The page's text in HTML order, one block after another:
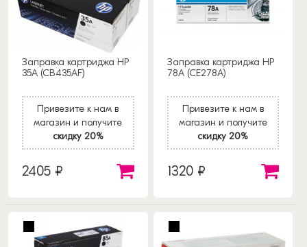
Заправка картриджа HP
35A (CB435AF)
Привезите к нам в
магазин и получите
скидку 20%
2405 ₽
Заправка картриджа HP
78A (CE278A)
Привезите к нам в
магазин и получите
скидку 20%
1320 ₽